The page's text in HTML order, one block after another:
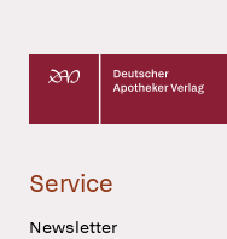
Deutscher Apotheker
Service
Newsletter